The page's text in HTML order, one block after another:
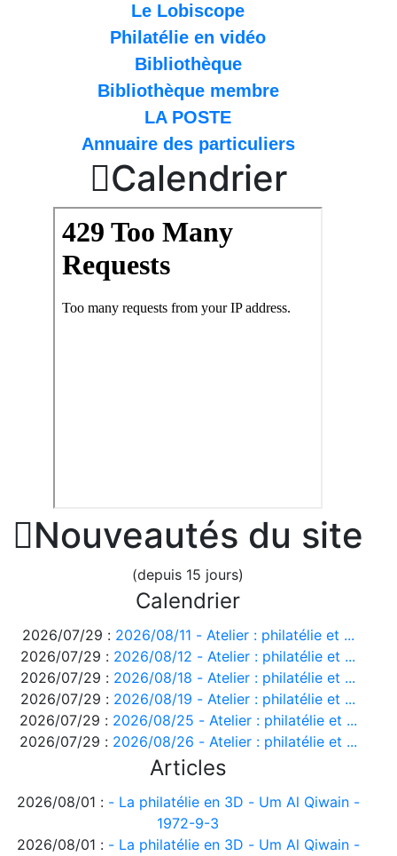
Le Lobiscope
Philatélie en vidéo
Bibliothèque
Bibliothèque membre
LA POSTE
Annuaire des particuliers
Calendrier
Nouveautés du site
(depuis 15 jours)
Calendrier
2026/07/29 : 2026/08/11 - Atelier : philatélie et ...
2026/07/29 : 2026/08/12 - Atelier : philatélie et ...
2026/07/29 : 2026/08/18 - Atelier : philatélie et ...
2026/07/29 : 2026/08/19 - Atelier : philatélie et ...
2026/07/29 : 2026/08/25 - Atelier : philatélie et ...
2026/07/29 : 2026/08/26 - Atelier : philatélie et ...
Articles
2026/08/01 : - La philatélie en 3D - Um Al Qiwain -
1972-9-3
2026/08/01 : - La philatélie en 3D - Um Al Qiwain -